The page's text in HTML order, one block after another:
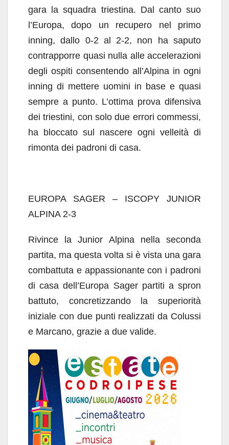
gara la squadra triestina. Dal canto suo
l’Europa, dopo un recupero nel primo
inning, dallo 0-2 al 2-2, non ha saputo
contrapporre quasi nulla alle accelerazioni
degli ospiti consentendo all’Alpina in ogni
inning di mettere uomini in base e quasi
sempre a punto. L’ottima prova difensiva
dei triestini, con solo due errori commessi,
ha bloccato sul nascere ogni velleità di
rimonta dei padroni di casa.
EUROPA SAGER – ISCOPY JUNIOR
ALPINA 2-3
Rivince la Junior Alpina nella seconda
partita, ma questa volta si è vista una gara
combattuta e appassionante con i padroni
di casa dell’Europa Sager partiti a spron
battuto, concretizzando la superiorità
iniziale con due punti realizzati da Colussi
e Marcano, grazie a due valide.